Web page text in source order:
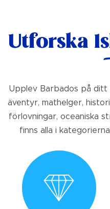
Utforska
Upplev Barbados på ditt
äventyr, mathelger,
förlovningar, oceaniska
finns alla i